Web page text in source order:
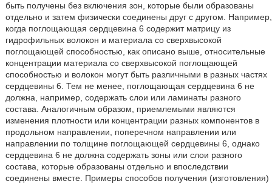
быть получены без включения зон, которые были образованы
отдельно и затем физически соединены друг с другом. Например,
когда поглощающая сердцевина 6 содержит матрицу из
гидрофильных волокон и материала со сверхвысокой
поглощающей способностью, как описано выше, относительные
концентрации материала со сверхвысокой поглощающей
способностью и волокон могут быть различными в разных частях
сердцевины 6. Тем не менее, поглощающая сердцевина 6 не
должна, например, содержать слои или ламинаты разного
состава. Аналогичным образом, приемлемыми являются
изменения плотности или концентрации разных компонентов в
продольном направлении, поперечном направлении или
направлении по толщине поглощающей сердцевины 6, однако
сердцевина 6 не должна содержать зоны или слои разного
состава, которые образованы отдельно и впоследствии
соединены вместе. Примеры способов получения (изготовления)